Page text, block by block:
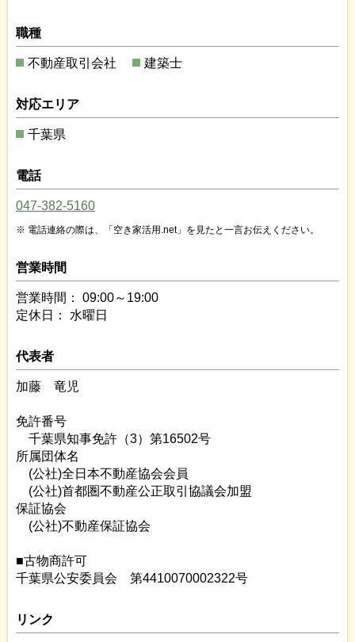
職種
不動産取引会社 建築士
対応エリア
千葉県
電話
047-382-5160
電話連絡の際は、「空き家活用.net」を見たと一言お伝えください。
営業時間
営業時間： 09:00～19:00
定休日： 水曜日
代表者
加藤 竜児
免許番号
千葉県知事免許（3）第16502号
所属団体名
(公社)全日本不動産協会会員
(公社)首都圏不動産公正取引協議会加盟
保証協会
(公社)不動産保証協会
■古物商許可
千葉県公安委員会 第4410070002322号
リンク